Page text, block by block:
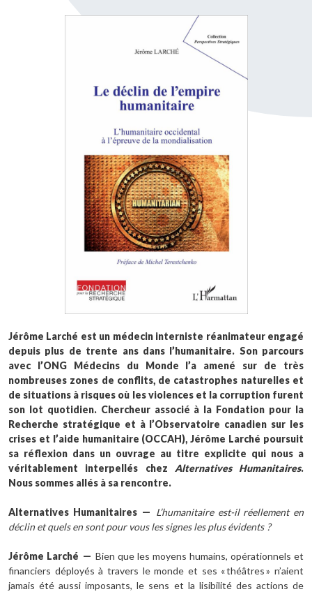
Jérôme Larché est un médecin interniste réanimateur engagé
depuis plus de trente ans dans l’humanitaire. Son parcours
avec l’ONG Médecins du Monde l’a amené sur de très
nombreuses zones de conflits, de catastrophes naturelles et
de situations à risques où les violences et la corruption furent
son lot quotidien. Chercheur associé à la Fondation pour la
Recherche stratégique et à l’Observatoire canadien sur les
crises et l’aide humanitaire (OCCAH), Jérôme Larché poursuit
sa réflexion dans un ouvrage au titre explicite qui nous a
véritablement interpellés chez Alternatives Humanitaires.
Nous sommes allés à sa rencontre.
Alternatives Humanitaires — L’humanitaire est-il réellement en
déclin et quels en sont pour vous les signes les plus évidents ?
Jérôme Larché — Bien que les moyens humains, opérationnels et
financiers déployés à travers le monde et ses « théâtres » n’aient
jamais été aussi imposants, le sens et la lisibilité des actions de